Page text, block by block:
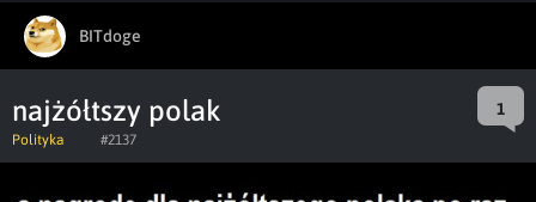
BITdoge
najżółtszy polak 1
Polityka #2137